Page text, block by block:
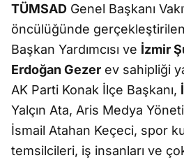
TÜMSAD Genel Başkanı
öncülüğünde
Başkan Yardımcısı ve İzmir
Erdoğan Gezer ev sahipliği
AK Parti Konak İlçe Başkanı,
Yalçın Ata, Aris Medya
İsmail Atahan Keçeci, spor
temsilcileri, iş insanları ve